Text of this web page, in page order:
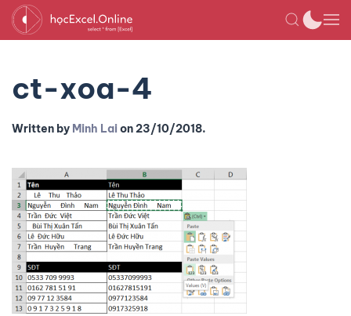
ct-xoa-4
Written by Minh Laion23/10/2018.